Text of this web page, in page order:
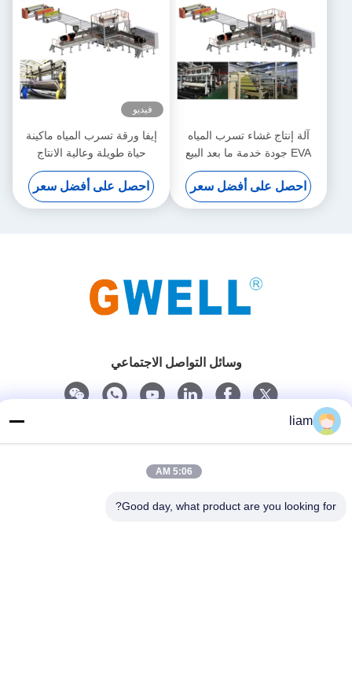
آلة إنتاج غشاء تسرب المياه
EVA جودة خدمة ما بعد البيع
احصل على أفضل سعر
فيديو
إيفا ورقة تسرب المياه ماكينة
حياة طويلة وعالية الانتاج
احصل على أفضل سعر
وسائل التواصل الاجتماعي
liam
5:06 AM
Good day, what product are you looking for?